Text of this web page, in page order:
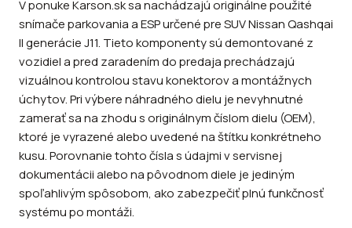
V ponuke Karson.sk sa nachádzajú originálne použité
snímače parkovania a ESP určené pre SUV Nissan Qashqai
II generácie J11. Tieto komponenty sú demontované z
vozidiel a pred zaradením do predaja prechádzajú
vizuálnou kontrolou stavu konektorov a montážnych
úchytov. Pri výbere náhradného dielu je nevyhnutné
zamerať sa na zhodu s originálnym číslom dielu (OEM),
ktoré je vyrazené alebo uvedené na štítku konkrétneho
kusu. Porovnanie tohto čísla s údajmi v servisnej
dokumentácii alebo na pôvodnom diele je jediným
spoľahlivým spôsobom, ako zabezpečiť plnú funkčnosť
systému po montáži.